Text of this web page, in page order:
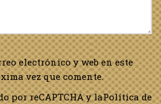
electrónico y web en este
vez que comente.
por reCAPTCHA y laPolítica de